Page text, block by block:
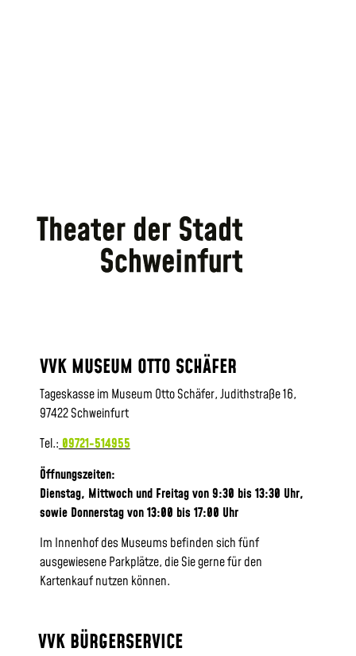
VVK MUSEUM OTTO SCHÄFER
Tageskasse im Museum Otto Schäfer, Judithstraße 16,
97422 Schweinfurt
Tel.: 09721-514955
Öffnungszeiten:
Dienstag, Mittwoch und Freitag von 9:30 bis 13:30 Uhr,
sowie Donnerstag von 13:00 bis 17:00 Uhr
Im Innenhof des Museums befinden sich fünf
ausgewiesene Parkplätze, die Sie gerne für den
Kartenkauf nutzen können.
VVK BÜRGERSERVICE